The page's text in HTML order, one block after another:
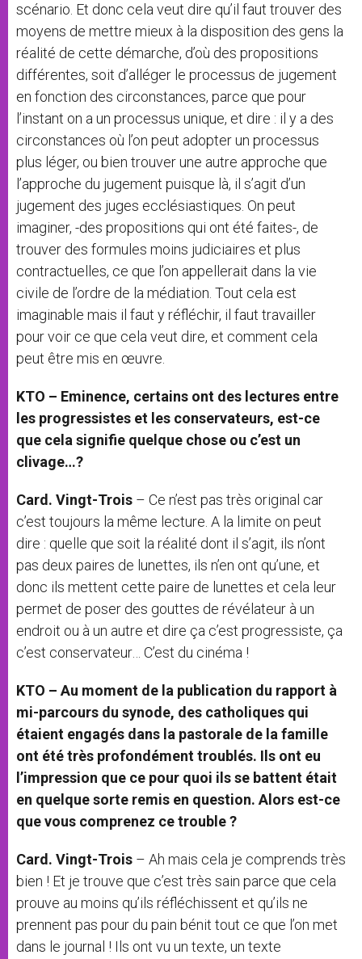
scénario. Et donc cela veut dire qu’il faut trouver des
moyens de mettre mieux à la disposition des gens la
réalité de cette démarche, d’où des propositions
différentes, soit d’alléger le processus de jugement
en fonction des circonstances, parce que pour
l’instant on a un processus unique, et dire : il y a des
circonstances où l’on peut adopter un processus
plus léger, ou bien trouver une autre approche que
l’approche du jugement puisque là, il s’agit d’un
jugement des juges ecclésiastiques. On peut
imaginer, -des propositions qui ont été faites-, de
trouver des formules moins judiciaires et plus
contractuelles, ce que l’on appellerait dans la vie
civile de l’ordre de la médiation. Tout cela est
imaginable mais il faut y réfléchir, il faut travailler
pour voir ce que cela veut dire, et comment cela
peut être mis en œuvre.
KTO – Eminence, certains ont des lectures entre
les progressistes et les conservateurs, est-ce
que cela signifie quelque chose ou c’est un
clivage…?
Card. Vingt-Trois – Ce n’est pas très original car
c’est toujours la même lecture. A la limite on peut
dire : quelle que soit la réalité dont il s’agit, ils n’ont
pas deux paires de lunettes, ils n’en ont qu’une, et
donc ils mettent cette paire de lunettes et cela leur
permet de poser des gouttes de révélateur à un
endroit ou à un autre et dire ça c’est progressiste, ça
c’est conservateur… C’est du cinéma !
KTO – Au moment de la publication du rapport à
mi-parcours du synode, des catholiques qui
étaient engagés dans la pastorale de la famille
ont été très profondément troublés. Ils ont eu
l’impression que ce pour quoi ils se battent était
en quelque sorte remis en question. Alors est-ce
que vous comprenez ce trouble ?
Card. Vingt-Trois – Ah mais cela je comprends très
bien ! Et je trouve que c’est très sain parce que cela
prouve au moins qu’ils réfléchissent et qu’ils ne
prennent pas pour du pain bénit tout ce que l’on met
dans le journal ! Ils ont vu un texte, un texte